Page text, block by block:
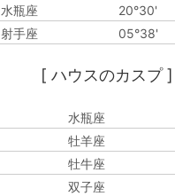
水瓶座
20°30'
射手座 05°38'
[ ハウスのカスプ ]
水瓶座
牡羊座
牡牛座
双子座